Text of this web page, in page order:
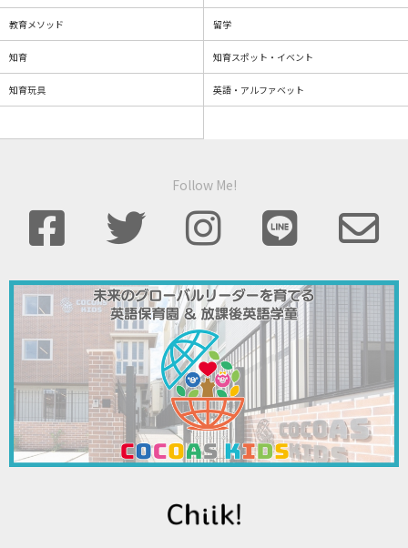
教育メソッド 留学
知育 知育スポット・イベント
知育玩具 英語・アルファベット
Follow Me!